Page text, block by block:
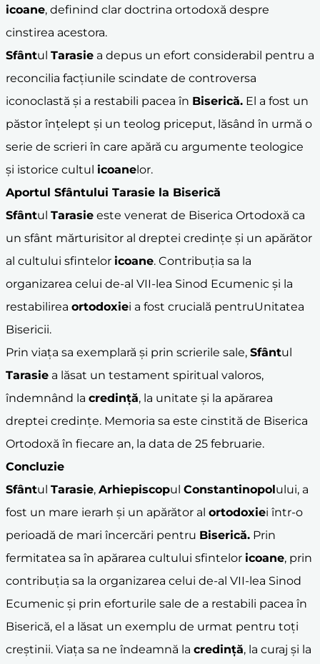
icoane, definind clar doctrina ortodoxă despre
cinstirea acestora.
Sfântul Tarasie a depus un efort considerabil pentru a
reconcilia facțiunile scindate de controversa
iconoclastă și a restabili pacea în Biserică. El a fost un
păstor înțelept și un teolog priceput, lăsând în urmă o
serie de scrieri în care apără cu argumente teologice
și istorice cultul icoanelor.
Aportul Sfântului Tarasie la Biserică
Sfântul Tarasie este venerat de Biserica Ortodoxă ca
un sfânt mărturisitor al dreptei credințe și un apărător
al cultului sfintelor icoane. Contribuția sa la
organizarea celui de-al VII-lea Sinod Ecumenic și la
restabilirea ortodoxiei a fost crucială pentruUnitatea
Bisericii.
Prin viața sa exemplară și prin scrierile sale, Sfântul
Tarasie a lăsat un testament spiritual valoros,
îndemnând la credință, la unitate și la apărarea
dreptei credințe. Memoria sa este cinstită de Biserica
Ortodoxă în fiecare an, la data de 25 februarie.
Concluzie
Sfântul Tarasie, Arhiepiscopul Constantinopolului, a
fost un mare ierarh și un apărător al ortodoxiei într-o
perioadă de mari încercări pentru Biserică. Prin
fermitatea sa în apărarea cultului sfintelor icoane, prin
contribuția sa la organizarea celui de-al VII-lea Sinod
Ecumenic și prin eforturile sale de a restabili pacea în
Biserică, el a lăsat un exemplu de urmat pentru toți
creștinii. Viața sa ne îndeamnă la credință, la curaj și la